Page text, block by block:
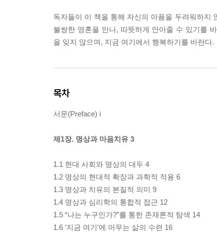
독자들이 이 책을 통해 자신의 아픔을 두려워하지
불쌍한 영혼을 만나, 따뜻하게 안아줄 수 있기를
을 잊지 않으며, 지금 여기에서 행복하기를 바란다.
목차
서문(Preface) i
제1장. 명상과 마음치유 3
1.1 현대 사회와 명상의 대두 4
1.2 명상의 현대적 확장과 과학적 적용 6
1.3 명상과 치유의 본질적 의미 9
1.4 명상과 심리학의 통합적 접근 12
1.5 “나는 누구인가?”를 통한 존재론적 탐색 14
1.6 ‘지금 여기’에 머무는 삶의 수련 16